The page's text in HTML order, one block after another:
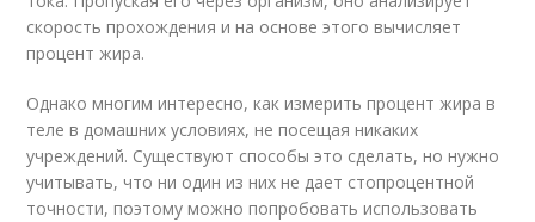
скорость прохождения и на основе этого вычисляет
процент жира.
Однако многим интересно, как измерить процент жира в
теле в домашних условиях, не посещая никаких
учреждений. Существуют способы это сделать, но нужно
учитывать, что ни один из них не дает стопроцентной
точности, поэтому можно попробовать использовать